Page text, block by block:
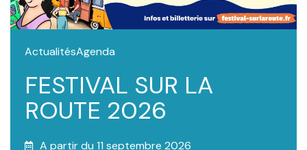
ActualitésAgenda
FESTIVAL SUR LA
ROUTE 2026
A partir du 11 septembre 2026